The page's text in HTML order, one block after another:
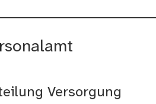
Versorgung